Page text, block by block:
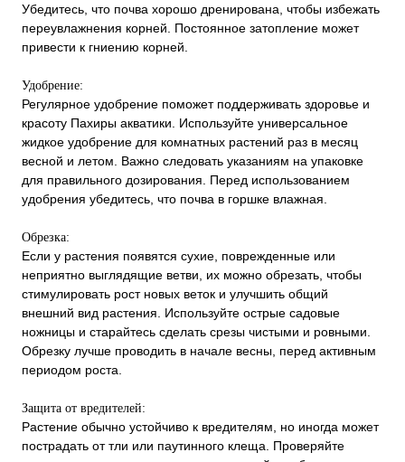
Убедитесь, что почва хорошо дренирована, чтобы избежать
переувлажнения корней. Постоянное затопление может
привести к гниению корней.
Удобрение:
Регулярное удобрение поможет поддерживать здоровье и
красоту Пахиры акватики. Используйте универсальное
жидкое удобрение для комнатных растений раз в месяц
весной и летом. Важно следовать указаниям на упаковке
для правильного дозирования. Перед использованием
удобрения убедитесь, что почва в горшке влажная.
Обрезка:
Если у растения появятся сухие, поврежденные или
неприятно выглядящие ветви, их можно обрезать, чтобы
стимулировать рост новых веток и улучшить общий
внешний вид растения. Используйте острые садовые
ножницы и старайтесь сделать срезы чистыми и ровными.
Обрезку лучше проводить в начале весны, перед активным
периодом роста.
Защита от вредителей:
Растение обычно устойчиво к вредителям, но иногда может
пострадать от тли или паутинного клеща. Проверяйте